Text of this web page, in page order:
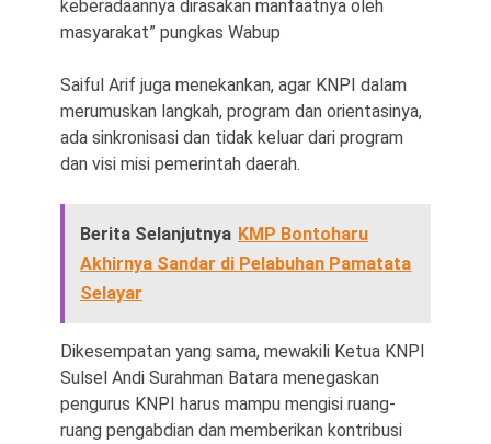
keberadaannya dirasakan manfaatnya oleh
masyarakat” pungkas Wabup
Saiful Arif juga menekankan, agar KNPI dalam
merumuskan langkah, program dan orientasinya,
ada sinkronisasi dan tidak keluar dari program
dan visi misi pemerintah daerah.
Berita Selanjutnya KMP Bontoharu
Akhirnya Sandar di Pelabuhan Pamatata
Selayar
Dikesempatan yang sama, mewakili Ketua KNPI
Sulsel Andi Surahman Batara menegaskan
pengurus KNPI harus mampu mengisi ruang-
ruang pengabdian dan memberikan kontribusi